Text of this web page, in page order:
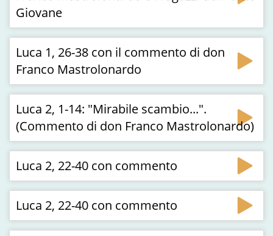
Giovane
Luca 1, 26-38 con il commento di don
Franco Mastrolonardo
Luca 2, 1-14: "Mirabile scambio...".
(Commento di don Franco Mastrolonardo)
Luca 2, 22-40 con commento
Luca 2, 22-40 con commento